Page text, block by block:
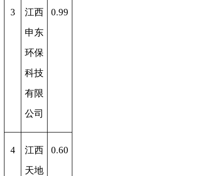
3
江西
申东
环保
科技
有限
公司
0.99
4
江西
天地
0.60